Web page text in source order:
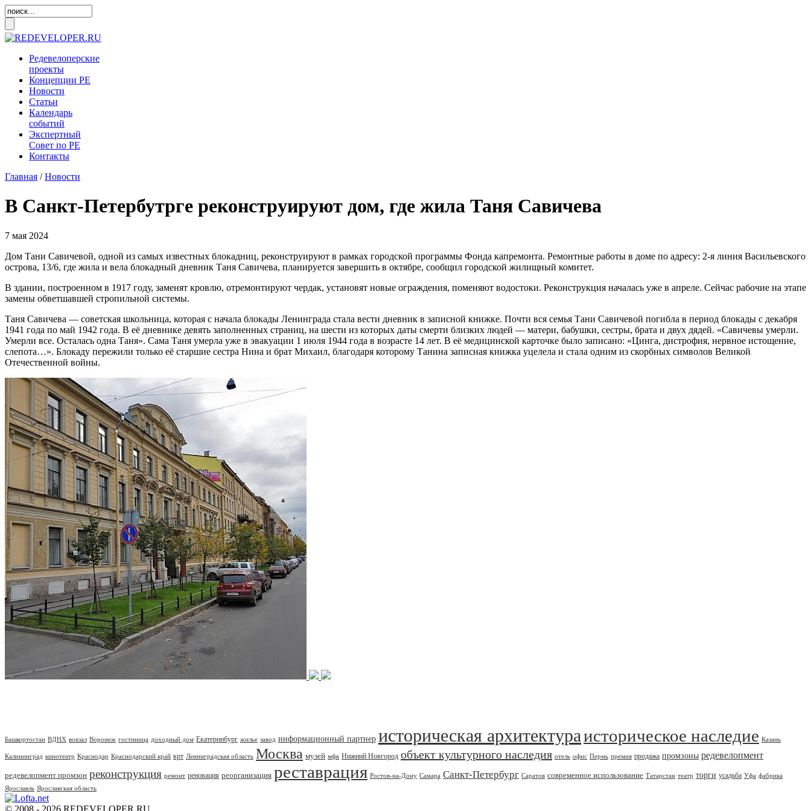
Редевелоперские
проекты
Концепции РЕ
Новости
Статьи
Календарь
событий
Экспертный
Совет по РЕ
Контакты
Главная /Новости
В Санкт-Петербутрге реконструируют дом, где жила Таня Савичева
7 мая 2024
Дом Тани Савичевой, одной из самых известных блокадниц, реконструируют в рамках городской программы Фонда капремонта. Ремонтные работы в доме по адресу: 2-я линия Васильевского
острова, 13/6, где жила и вела блокадный дневник Таня Савичева, планируется завершить в октябре, сообщил городской жилищный комитет.
В здании, построенном в 1917 году, заменят кровлю, отремонтируют чердак, установят новые ограждения, поменяют водостоки. Реконструкция началась уже в апреле. Сейчас рабочие на этапе
замены обветшавшей стропильной системы.
Таня Савичева — советская школьница, которая с начала блокады Ленинграда стала вести дневник в записной книжке. Почти вся семья Тани Савичевой погибла в период блокады с декабря
1941 года по май 1942 года. В её дневнике девять заполненных страниц, на шести из которых даты смерти близких людей — матери, бабушки, сестры, брата и двух дядей. «Савичевы умерли.
Умерли все. Осталась одна Таня». Сама Таня умерла уже в эвакуации 1 июля 1944 года в возрасте 14 лет. В её медицинской карточке было записано: «Цинга, дистрофия, нервное истощение,
слепота…». Блокаду пережили только её старшие сестра Нина и брат Михаил, благодаря которому Танина записная книжка уцелела и стала одним из скорбных символов Великой
Отечественной войны.
Башкортостан ВДНХ вокзал Воронеж гостиница доходный дом Екатеринбург жилье завод информационный партнер историческая архитектураисторическое наследие Казань
Калининград кинотеатр Краснодар Краснодарский край крт Ленинградская область Москва музей мфк Нижний Новгород объект культурного наследия отель офис Пермь премия продажа промзоны редевелопмент
редевелопмент промзон реконструкция ремонт реновация реорганизация реставрация Ростов-на-Дону Самара Санкт-Петербург Саратов современное использование Татарстан театр торги усадьба Уфа фабрика
Ярославль Ярославская область
© 2008 - 2026 REDEVELOPER.RU